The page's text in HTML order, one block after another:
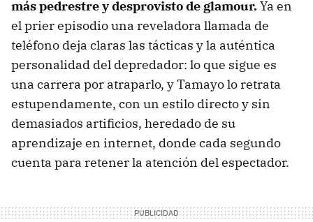
más pedrestre y desprovisto de glamour.Ya en
el prier episodio una reveladora llamada de
teléfono deja claras las tácticas y la auténtica
personalidad del depredador: lo que sigue es
una carrera por atraparlo, y Tamayo lo retrata
estupendamente, con un estilo directo y sin
demasiados artificios, heredado de su
aprendizaje en internet, donde cada segundo
cuenta para retener la atención del espectador.